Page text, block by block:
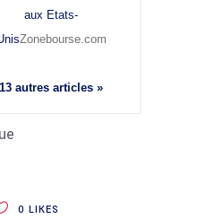
aux Etats-
Zonebourse.com
13 autres articles »
0 LIKES